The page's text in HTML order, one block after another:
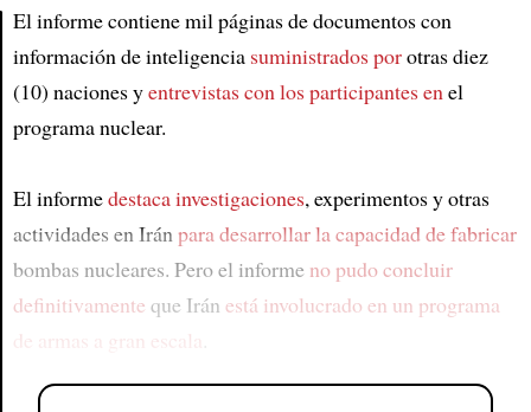
El informe contiene mil páginas de documentos con
información de inteligencia suministrados porotras diez
(10) naciones yentrevistas con los participantes enel
programa nuclear.
El informedestaca investigaciones, experimentos y otras
actividades en Iránpara desarrollar la capacidad de fabricar
bombas nucleares. Pero el informe no pudo concluir
definitivamente que Irán está involucrado en un programa
de armas a gran escala